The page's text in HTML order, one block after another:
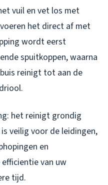
vuil en vet los met
het direct af met
wordt eerst
spuitkoppen, waarna
reinigt tot aan de
het reinigt grondig
veilig voor de leidingen,
en
van uw
tijd.